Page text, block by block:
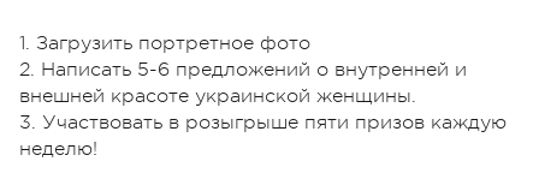
1. Загрузить портретное фото
2. Написать 5-6 предложений о внутренней и
внешней красоте украинской женщины.
3. Участвовать в розыгрыше пяти призов каждую
неделю!